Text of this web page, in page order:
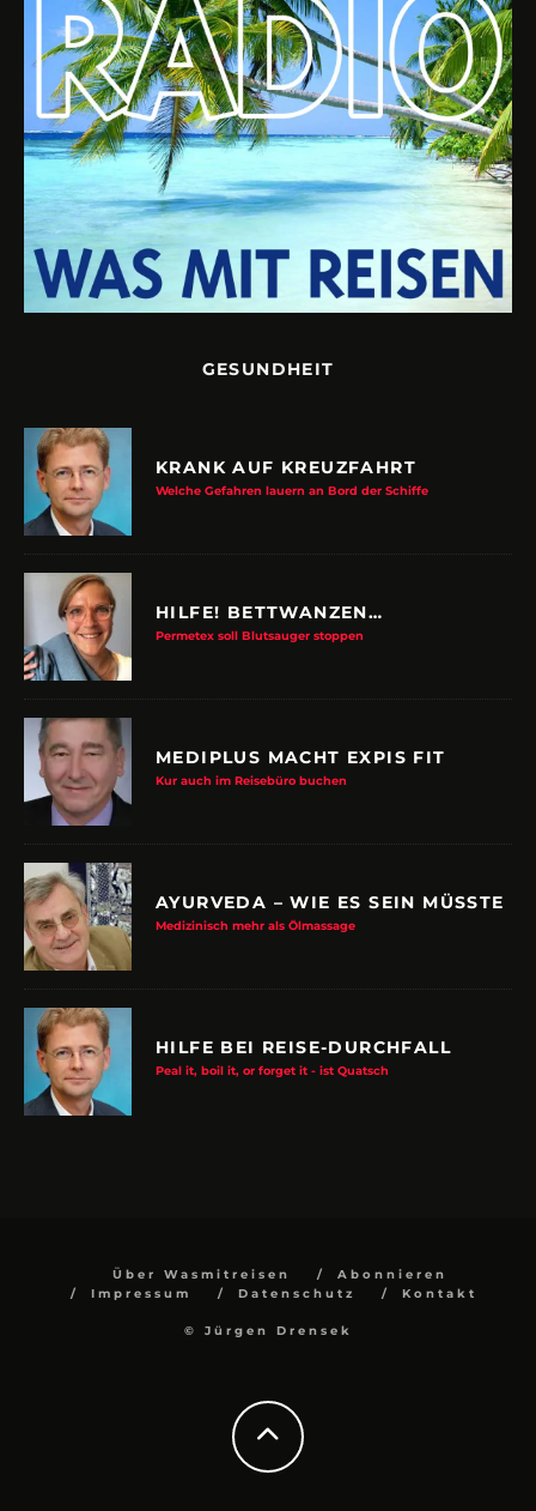
GESUNDHEIT
KRANK AUF KREUZFAHRT
Welche Gefahren lauern an Bord der Schiffe
HILFE! BETTWANZEN…
Permetex soll Blutsauger stoppen
MEDIPLUS MACHT EXPIS FIT
Kur auch im Reisebüro buchen
AYURVEDA – WIE ES SEIN MÜSSTE
Medizinisch mehr als Ölmassage
HILFE BEI REISE-DURCHFALL
Peal it, boil it, or forget it - ist Quatsch
Über Wasmitreisen
Abonnieren
Impressum
Datenschutz Kontakt
© Jürgen Drensek